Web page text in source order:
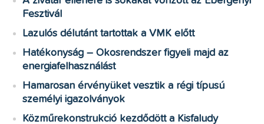
Fesztivál
Lazulós délutánt tartottak a VMK előtt
Hatékonyság – Okosrendszer figyeli majd az
energiafelhasználást
Hamarosan érvényüket vesztik a régi típusú
személyi igazolványok
Közműrekonstrukció kezdődött a Kisfaludy